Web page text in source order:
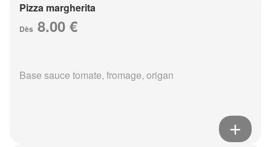
Pizza margherita
Dès 8.00 €
Base sauce tomate, fromage, origan